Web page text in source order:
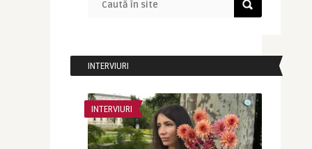
INTERVIURI
INTERVIURI